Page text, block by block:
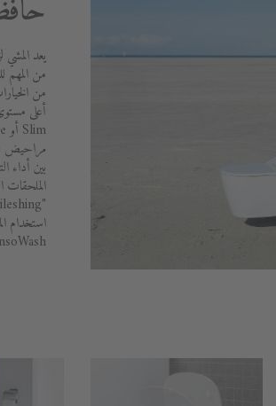
يعد
من المهم
بين أداء
الملحقات
استخدام